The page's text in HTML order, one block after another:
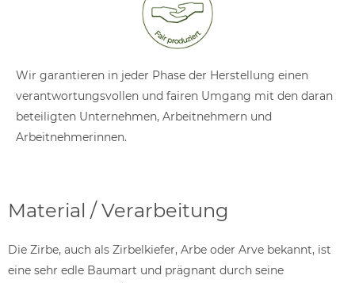
Wir garantieren in jeder Phase der Herstellung einen
verantwortungsvollen und fairen Umgang mit den daran
beteiligten Unternehmen, Arbeitnehmern und
Arbeitnehmerinnen.
Material / Verarbeitung
Die Zirbe, auch als Zirbelkiefer, Arbe oder Arve bekannt, ist
eine sehr edle Baumart und prägnant durch seine